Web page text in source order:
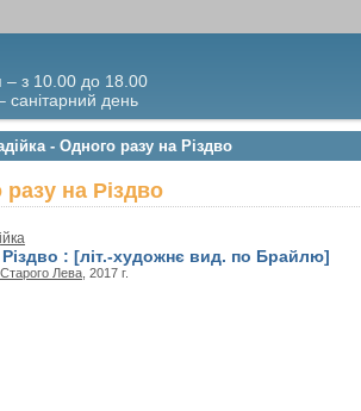
– з 10.00 до 18.00
санітарний день
- Одного разу на Різдво
на Різдво
: [літ.-художнє вид. по Брайлю]
Лева , 2017 г.